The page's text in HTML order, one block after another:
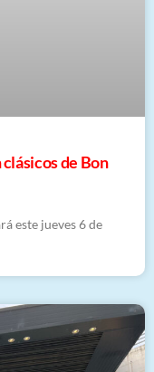
de Bon
este jueves 6 de